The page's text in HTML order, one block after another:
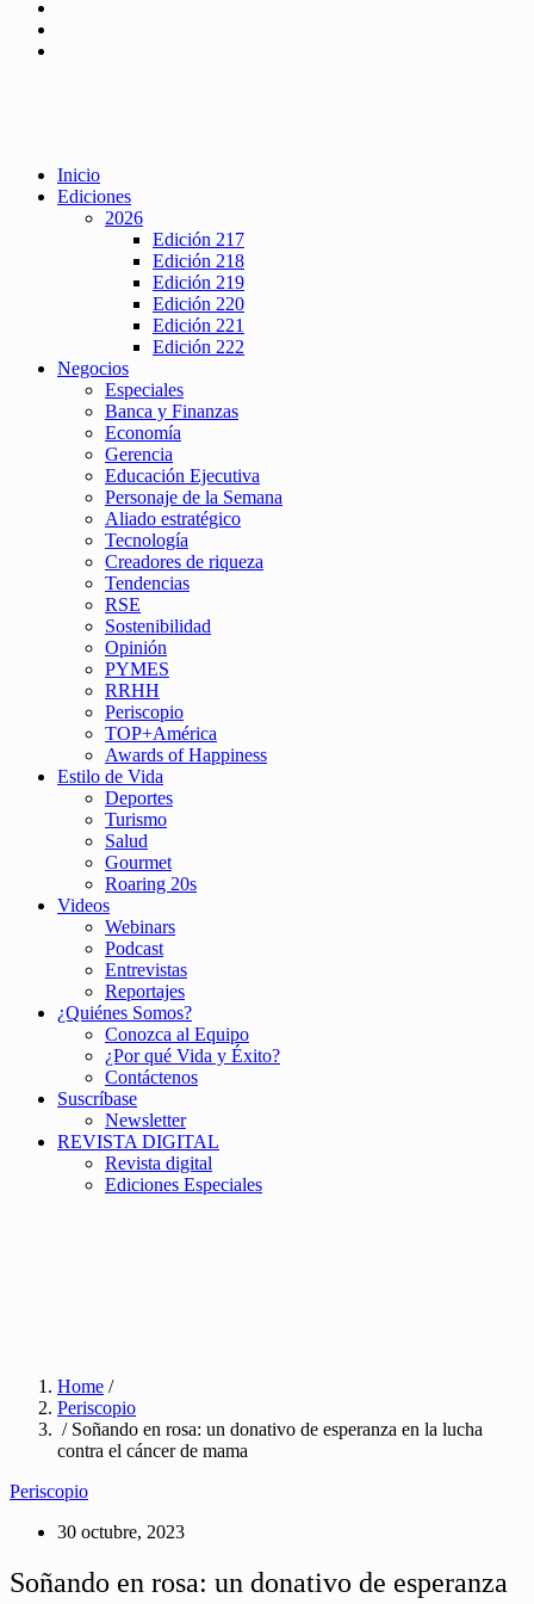
Inicio
Ediciones
2026
Edición 217
Edición 218
Edición 219
Edición 220
Edición 221
Edición 222
Negocios
Especiales
Banca y Finanzas
Economía
Gerencia
Educación Ejecutiva
Personaje de la Semana
Aliado estratégico
Tecnología
Creadores de riqueza
Tendencias
RSE
Sostenibilidad
Opinión
PYMES
RRHH
Periscopio
TOP+América
Awards of Happiness
Estilo de Vida
Deportes
Turismo
Salud
Gourmet
Roaring 20s
Videos
Webinars
Podcast
Entrevistas
Reportajes
¿Quiénes Somos?
Conozca al Equipo
¿Por qué Vida y Éxito?
Contáctenos
Suscríbase
Newsletter
REVISTA DIGITAL
Revista digital
Ediciones Especiales
Home /
Periscopio
/ Soñando en rosa: un donativo de esperanza en la lucha
contra el cáncer de mama
Periscopio
30 octubre, 2023
Soñando en rosa: un donativo de esperanza